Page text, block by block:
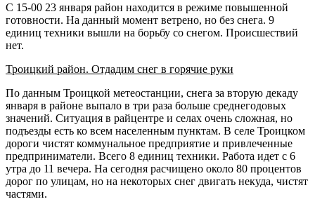
С 15-00 23 января район находится в режиме повышенной
готовности. На данный момент ветрено, но без снега. 9
единиц техники вышли на борьбу со снегом. Происшествий
нет.
Троицкий район. Отдадим снег в горячие руки
По данным Троицкой метеостанции, снега за вторую декаду
января в районе выпало в три раза больше среднегодовых
значений. Ситуация в райцентре и селах очень сложная, но
подъезды есть ко всем населенным пунктам. В селе Троицком
дороги чистят коммунальное предприятие и привлеченные
предприниматели. Всего 8 единиц техники. Работа идет с 6
утра до 11 вечера. На сегодня расчищено около 80 процентов
дорог по улицам, но на некоторых снег двигать некуда, чистят
частями.